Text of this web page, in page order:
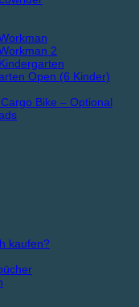
2
Open (6 Kinder)
Bike – Optional
kaufen?